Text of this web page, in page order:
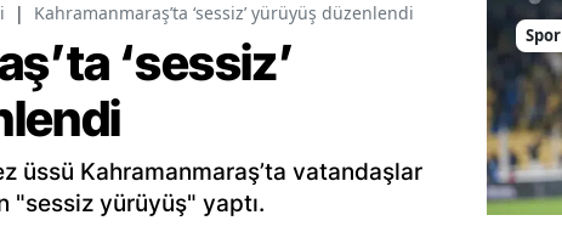
| Kahramanmaraş’ta ‘sessiz’ yürüyüş düzenlendi
‘sessiz’
üssü Kahramanmaraş’ta vatandaşlar
"sessiz yürüyüş" yaptı.
Spor